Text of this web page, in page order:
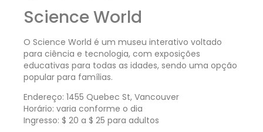
Science World
O Science World é um museu interativo voltado
para ciência e tecnologia, com exposições
educativas para todas as idades, sendo uma opção
popular para famílias.
Endereço: 1455 Quebec St, Vancouver
Horário: varia conforme o dia
Ingresso: $ 20 a $ 25 para adultos